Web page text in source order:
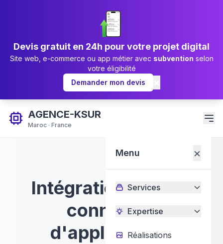
Devis gratuit en 24h pour votre projet digital
Site web, e-commerce ou app métier avec subvention selon
votre éligibilité
Demander mon devis
AGENCE-KSUR
Maroc · France
Menu ×
Services
Expertise
Réalisations
Intégration d'API &
connexion
d'applications